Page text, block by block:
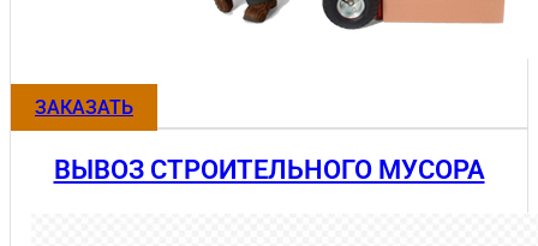
ЗАКАЗАТЬ
ВЫВОЗ СТРОИТЕЛЬНОГО МУСОРА